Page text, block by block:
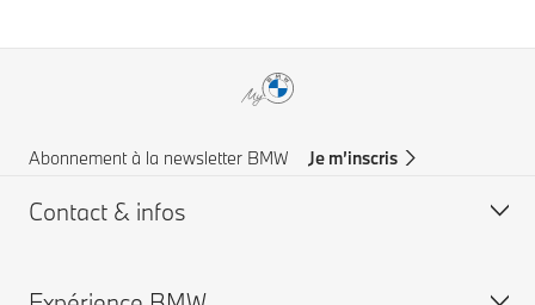
Abonnement à la newsletter BMW Je m’inscris
Contact & infos
Aide & Contact